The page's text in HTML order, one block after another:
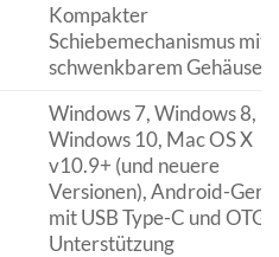
Kompakter
Schiebemechanismus mit
schwenkbarem Gehäuse
Windows 7, Windows 8,
Windows 10, Mac OS X
v10.9+ (und neuere
Versionen), Android-
mit USB Type-C und OTG-
Unterstützung